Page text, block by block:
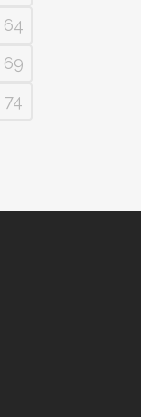
64
69
74